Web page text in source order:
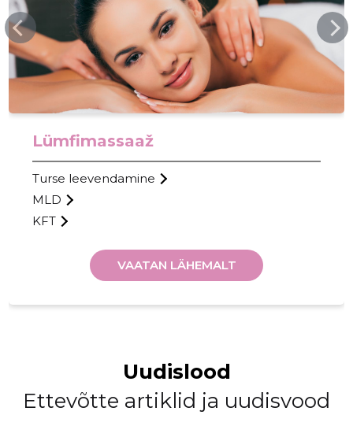
FACEBOOK.COM
Lümfimassaaž
Turse leevendamine
MLD
KFT
VAATAN LÄHEMALT
Uudislood
Ettevõtte artiklid ja uudisvood